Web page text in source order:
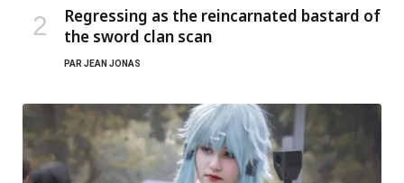
Regressing as the reincarnated bastard of
the sword clan scan
PARJEAN JONAS